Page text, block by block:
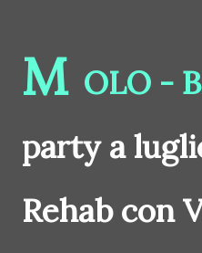
M OLO -
party a
Rehab con